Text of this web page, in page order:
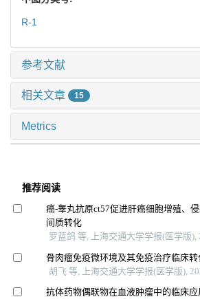
R-1
参考文献
相关文章 15
Metrics
推荐阅读
癌-睾丸抗原ct57促进肝癌细胞增殖、
间质转化
罗蓝鸽 等, 上海交通大学学报(医学版),
骨肉瘤免疫微环境及其免疫治疗临床
胡飞 等, 上海交通大学学报(医学版),
抗体药物偶联物在血液肿瘤中的临床